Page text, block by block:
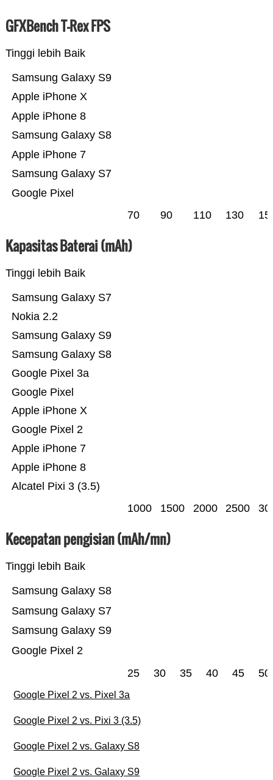
GFXBench T-Rex FPS
Tinggi lebih Baik
Google Pixel
Samsung Galaxy S7
Apple iPhone 7
Samsung Galaxy S8
Apple iPhone 8
Apple iPhone X
Samsung Galaxy S9
70 90 110 130
Kapasitas Baterai (mAh)
Tinggi lebih Baik
Alcatel Pixi 3 (3.5)
Apple iPhone 8
Apple iPhone 7
Google Pixel 2
Apple iPhone X
Google Pixel
Google Pixel 3a
Samsung Galaxy S8
Samsung Galaxy S9
Nokia 2.2
Samsung Galaxy S7
1000 1500 2000 2500
Kecepatan pengisian (mAh/mn)
Tinggi lebih Baik
Google Pixel 2
Samsung Galaxy S9
Samsung Galaxy S7
Samsung Galaxy S8
25 30 35 40 45 50
Google Pixel 2 vs. Pixel 3a
Google Pixel 2 vs. Pixi 3 (3.5)
Google Pixel 2 vs. Galaxy S8
Google Pixel 2 vs. Galaxy S9